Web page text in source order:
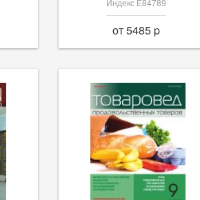
Индекс Е84789
от 5485 p